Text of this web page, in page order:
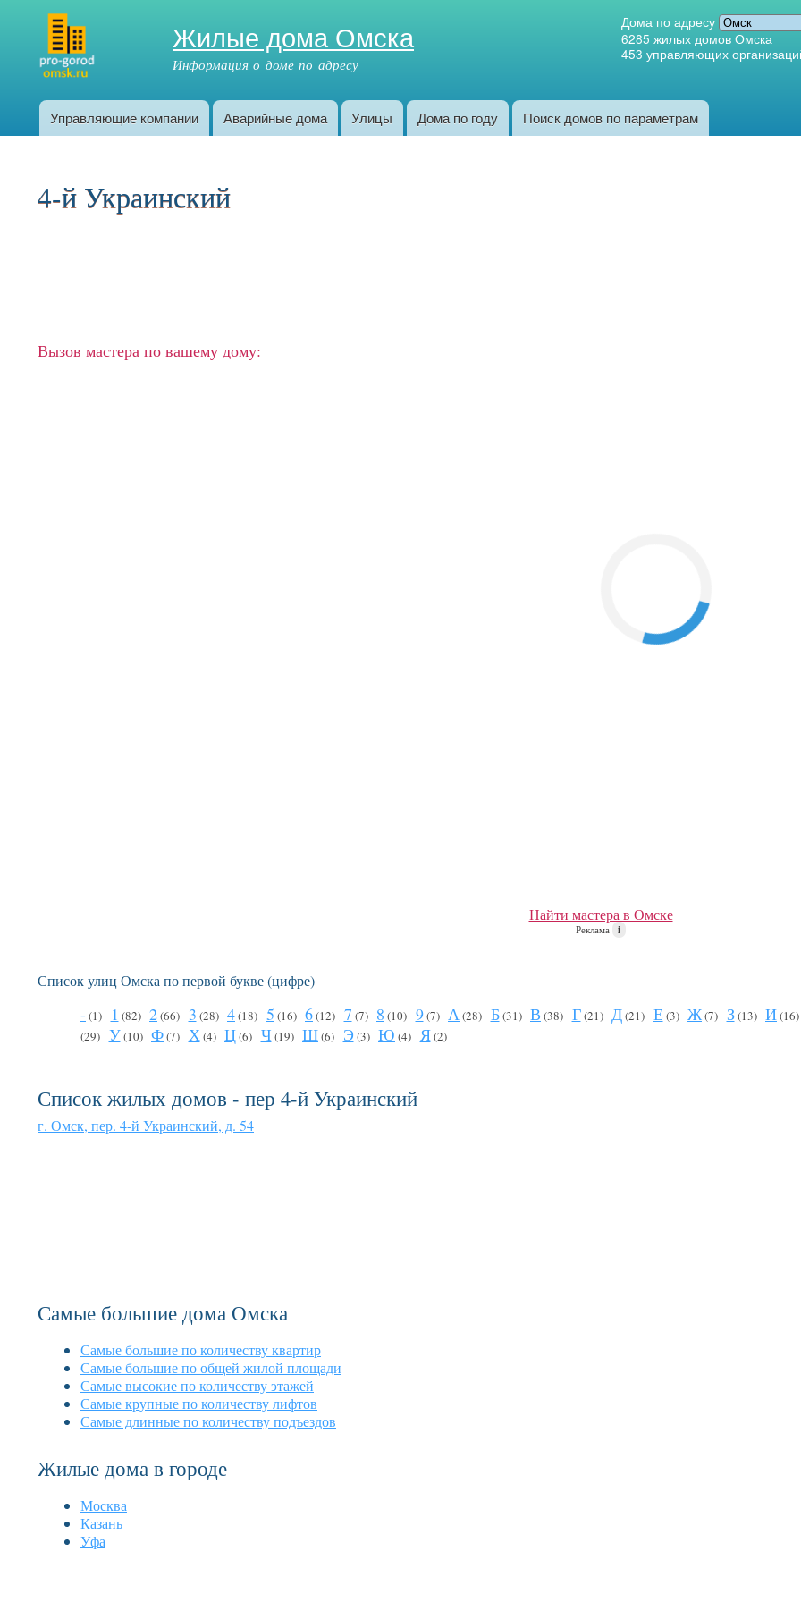
Жилые дома Омска
Информация о доме по адресу
Дома по адресу
6285 жилых домов Омска
453 управляющих
Главное меню
Управляющие компании Аварийные дома Улицы Дома по году Поиск домов по параметрам
4-й Украинский
Вызов мастера по вашему дому:
Найти мастера в Омске
Реклама i
Список улиц Омска по первой букве (цифре)
-(1) 1 (82) 2(66) 3 (28) 4(18) 5 (16) 6(12) 7 (7) 8 (10) 9(7) А (28) Б(31) В (38) Г(21) Д(21) Е (3) Ж(7) З(13) И(16)
(29) У(10) Ф(7) Х(4) Ц(6) Ч (19) Ш(6) Э (3) Ю (4) Я(2)
Список жилых домов - пер 4-й Украинский
г. Омск, пер. 4-й Украинский, д. 54
Самые большие дома Омска
Самые большие по количеству квартир
Самые большие по общей жилой площади
Самые высокие по количеству этажей
Самые крупные по количеству лифтов
Самые длинные по количеству подъездов
Жилые дома в городе
Москва
Казань
Уфа